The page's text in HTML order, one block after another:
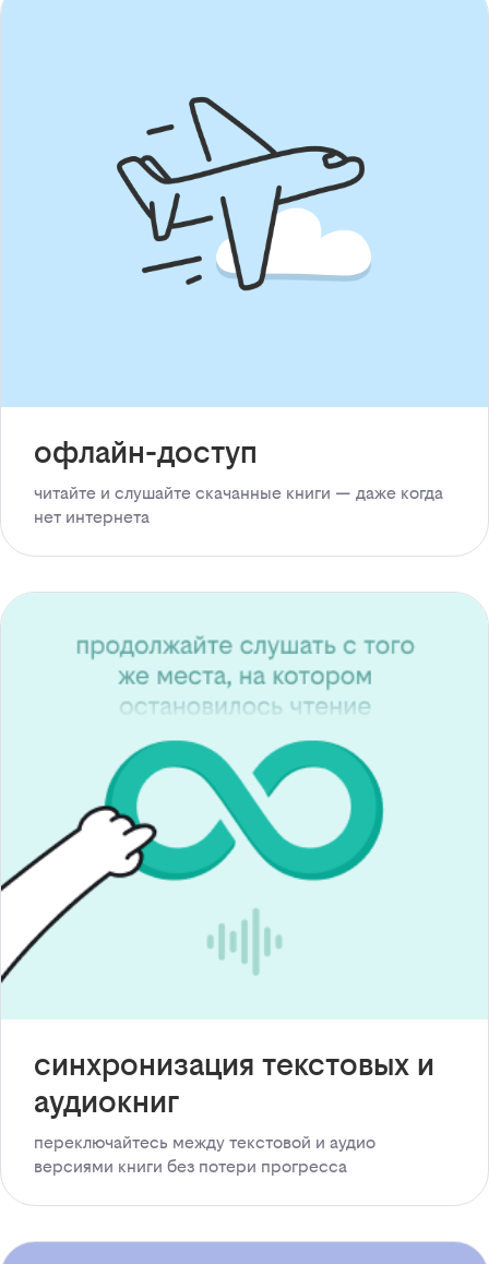
офлайн-доступ
читайте и слушайте скачанные книги — даже когда
нет интернета
синхронизация текстовых и
аудиокниг
переключайтесь между текстовой и аудио
версиями книги без потери прогресса